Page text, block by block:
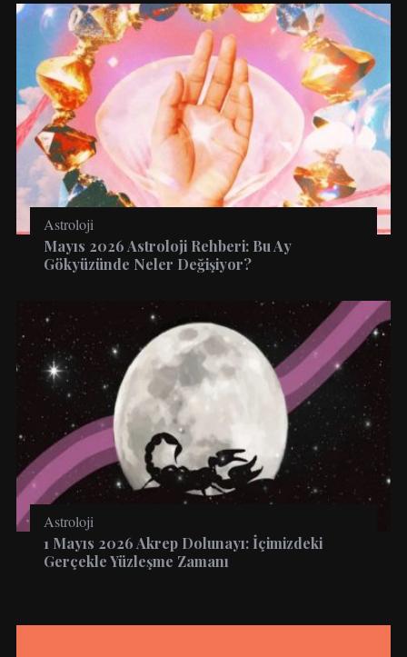
Astroloji
Mayıs 2026 Astroloji Rehberi: Bu Ay
Gökyüzünde Neler Değişiyor?
Astroloji
1 Mayıs 2026 Akrep Dolunayı: İçimizdeki
Gerçekle Yüzleşme Zamanı